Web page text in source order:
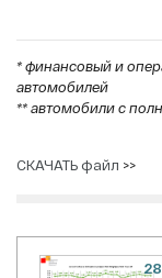
* финансовый и
автомобилей
** автомобили с
СКАЧАТЬ файл >>